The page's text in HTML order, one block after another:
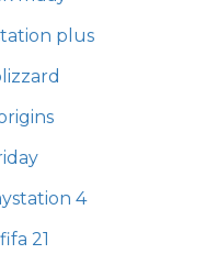
plus
4
21